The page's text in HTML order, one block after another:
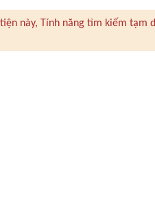
này, Tính năng tìm kiếm